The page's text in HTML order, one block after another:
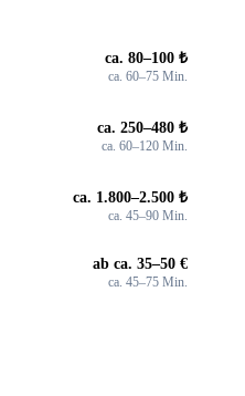
ca. 80–100 ₺
ca. 60–75 Min.
ca. 250–480 ₺
ca. 60–120 Min.
ca. 1.800–2.500 ₺
ca. 45–90 Min.
ab ca. 35–50 €
ca. 45–75 Min.